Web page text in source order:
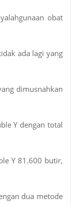
obat
ada lagi yang
dimusnahkan
Y dengan total
Y 81.600 butir,
dua metode